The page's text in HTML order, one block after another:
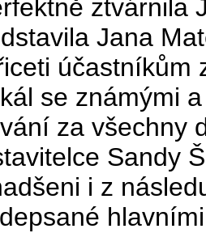
ztvárnila
Jana
účastníkům
se známými
za všechny
Sandy
i z